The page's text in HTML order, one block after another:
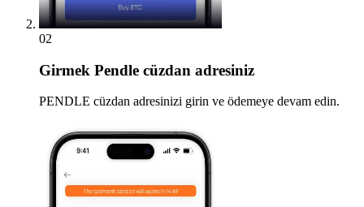
02
Girmek Pendle cüzdan adresiniz
PENDLE cüzdan adresinizi girin ve ödemeye devam edin.